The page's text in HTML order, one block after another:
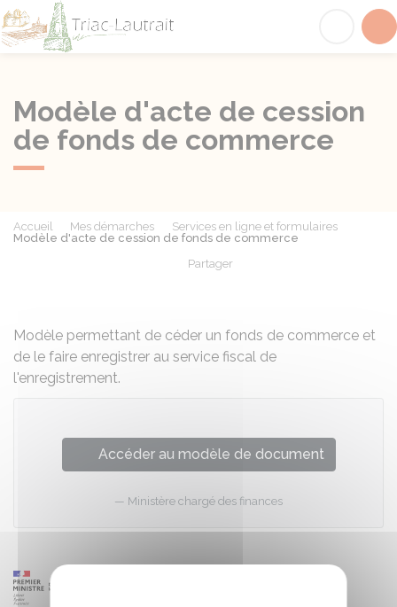
Modèle d'acte de cession
de fonds de commerce
Accueil Mes démarches
Services en ligne et formulaires
Modèle d'acte de cession de fonds de commerce
Partager
Modèle permettant de céder un fonds de commerce et
de le faire enregistrer au service fiscal de
l'enregistrement.
Accéder au modèle de document
Ministère chargé des finances